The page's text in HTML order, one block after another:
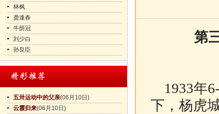
林枫
龚逢春
牛荫冠
刘少白
孙良臣
五卅运动中的父亲(06月10日)
云霞归来(06月10日)
第
1933年
下，杨虎